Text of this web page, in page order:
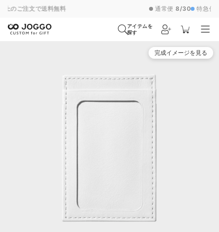
通常便 超特急便−
アイテムを
探す
完成イメージを見る